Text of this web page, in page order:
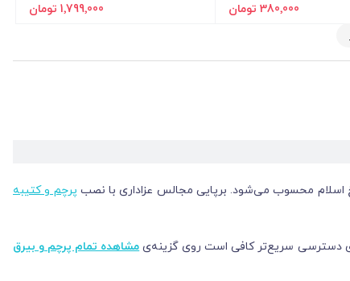
380٬000 تومان
1٬799٬000 تومان
اسلام محسوب می‌شود. برپایی مجالس عزاداری با نصب پرچم و کتیبه
دسترسی سریع‌تر کافی است روی گزینه‌ی مشاهده تمام پرچم و بیرق